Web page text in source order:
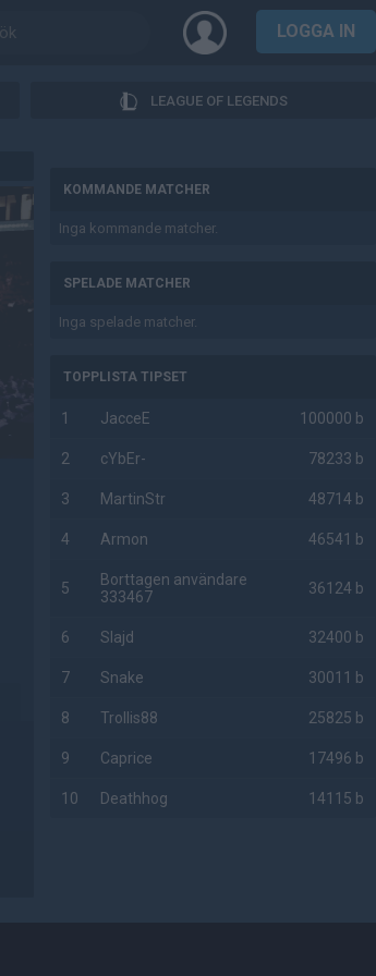
LOGGA IN
LEAGUE OF LEGENDS
KOMMANDE MATCHER
Inga kommande matcher.
SPELADE MATCHER
Inga spelade matcher.
TOPPLISTA TIPSET
1 JacceE 100000 b
2 cYbEr- 78233 b
3 MartinStr 48714 b
4 Armon 46541 b
5
Borttagen användare
333467
36124 b
6 Slajd 32400 b
7 Snake 30011 b
8 Trollis88 25825 b
9 Caprice 17496 b
10 Deathhog 14115 b